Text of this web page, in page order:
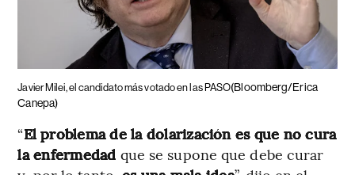
Javier Milei, el candidato más votado en las PASO(Bloomberg/Erica
Canepa)
“El problema de la dolarización es que no cura
la enfermedad que se supone que debe curar